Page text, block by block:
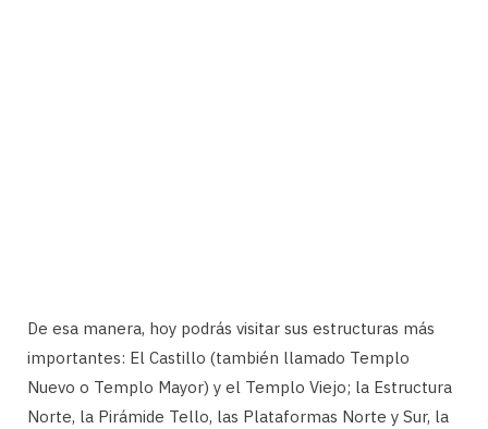
De esa manera, hoy podrás visitar sus estructuras más
importantes: El Castillo (también llamado Templo
Nuevo o Templo Mayor) y el Templo Viejo; la Estructura
Norte, la Pirámide Tello, las Plataformas Norte y Sur, la